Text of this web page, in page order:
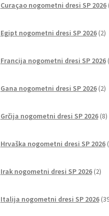
Curaçao nogometni dresi SP 2026
Egipt nogometni dresi SP 2026 2
Francija nogometni dresi SP 2026
Gana nogometni dresi SP 2026 2
Grčija nogometni dresi SP 2026 8
Hrvaška nogometni dresi SP 2026
Irak nogometni dresi SP 2026 2
Italija nogometni dresi SP 2026